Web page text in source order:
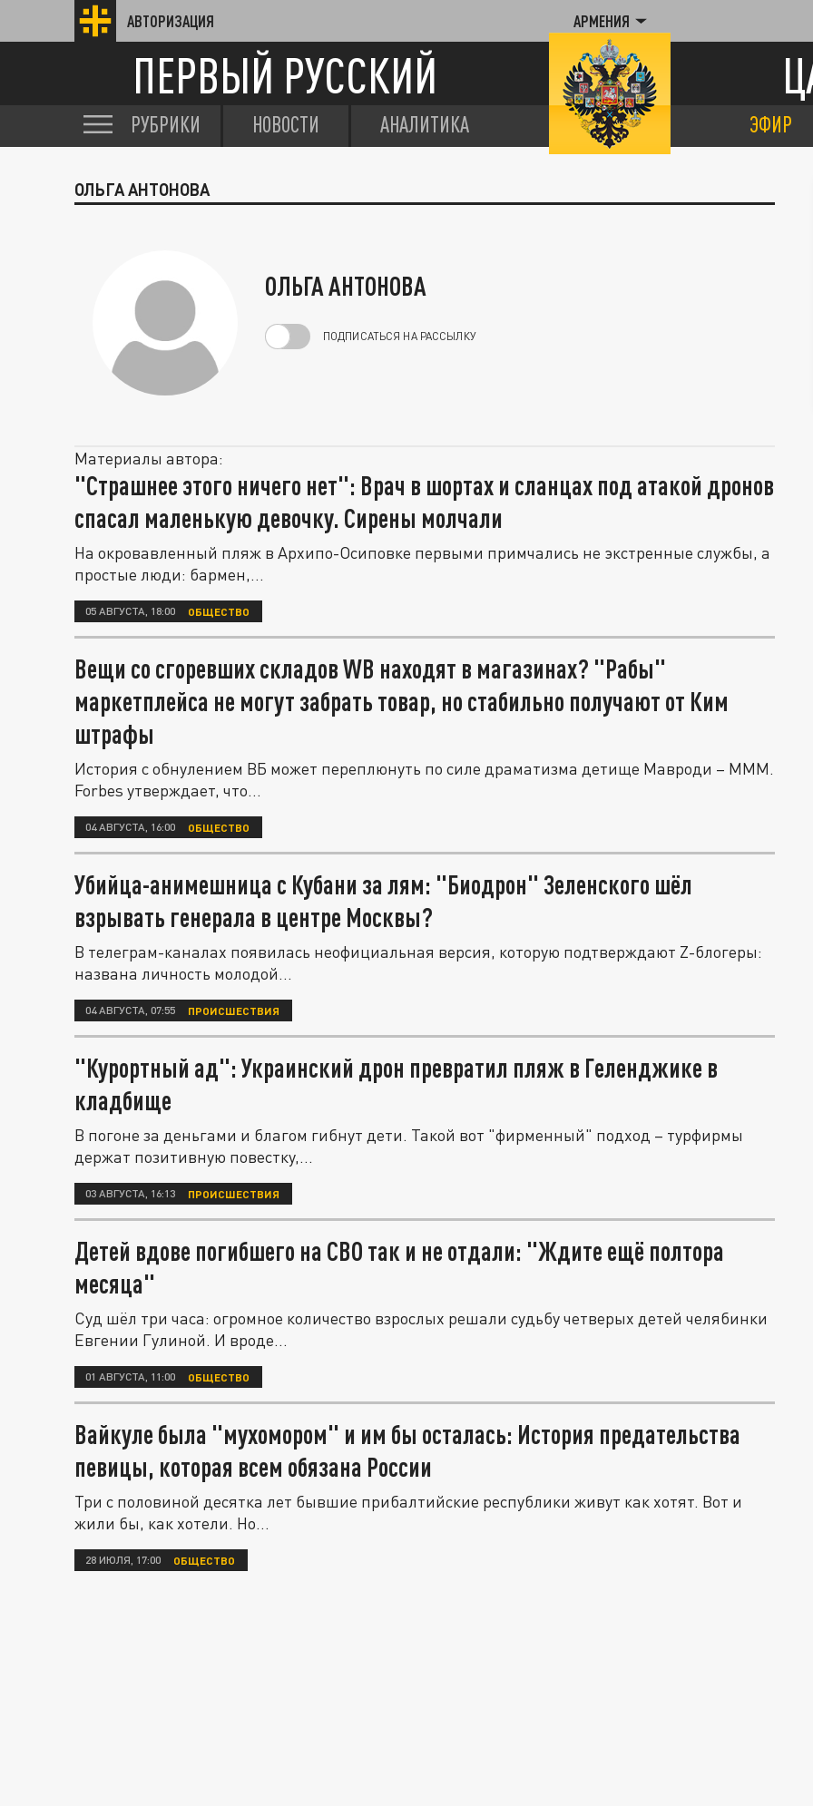
АВТОРИЗАЦИЯ АРМЕНИЯ
ПЕРВЫЙ РУССКИЙ
РУБРИКИ НОВОСТИ АНАЛИТИКА ЭФИР
ОЛЬГА АНТОНОВА
ОЛЬГА АНТОНОВА
ПОДПИСАТЬСЯ НА РАССЫЛКУ
Материалы автора:
"Страшнее этого ничего нет": Врач в шортах и сланцах под атакой дронов
спасал маленькую девочку. Сирены молчали
На окровавленный пляж в Архипо-Осиповке первыми примчались не экстренные службы, а
простые люди: бармен,...
05 АВГУСТА, 18:00 ОБЩЕСТВО
Вещи со сгоревших складов WB находят в магазинах? "Рабы"
маркетплейса не могут забрать товар, но стабильно получают от Ким
штрафы
История с обнулением ВБ может переплюнуть по силе драматизма детище Мавроди – МММ.
Forbes утверждает, что...
04 АВГУСТА, 16:00 ОБЩЕСТВО
Убийца-анимешница с Кубани за лям: "Биодрон" Зеленского шёл
взрывать генерала в центре Москвы?
В телеграм-каналах появилась неофициальная версия, которую подтверждают Z-блогеры:
названа личность молодой...
04 АВГУСТА, 07:55 ПРОИСШЕСТВИЯ
"Курортный ад": Украинский дрон превратил пляж в Геленджике в
кладбище
В погоне за деньгами и благом гибнут дети. Такой вот "фирменный" подход – турфирмы
держат позитивную повестку,...
03 АВГУСТА, 16:13 ПРОИСШЕСТВИЯ
Детей вдове погибшего на СВО так и не отдали: "Ждите ещё полтора
месяца"
Суд шёл три часа: огромное количество взрослых решали судьбу четверых детей челябинки
Евгении Гулиной. И вроде...
01 АВГУСТА, 11:00 ОБЩЕСТВО
Вайкуле была "мухомором" и им бы осталась: История предательства
певицы, которая всем обязана России
Три с половиной десятка лет бывшие прибалтийские республики живут как хотят. Вот и
жили бы, как хотели. Но...
28 ИЮЛЯ, 17:00 ОБЩЕСТВО